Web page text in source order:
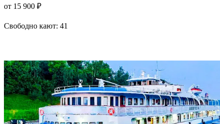
от 15 900 ₽
Свободно кают: 41